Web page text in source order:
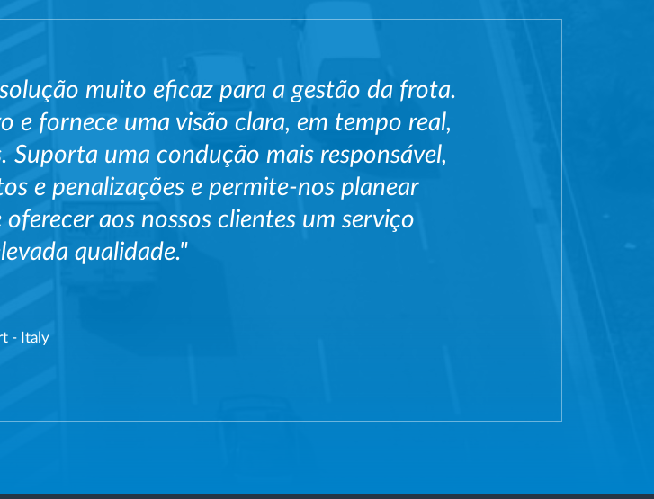
muito eficaz para a gestão da frota.
e fornece uma visão clara, em tempo real,
Suporta uma condução mais responsável,
e penalizações e permite-nos planear
oferecer aos nossos clientes um serviço
qualidade."
- Italy